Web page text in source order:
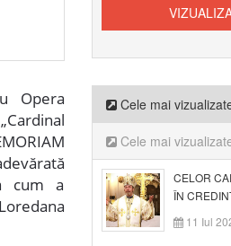
Opera
cum a
Cele mai
Cele mai
CELOR
ÎN
Claudiu la
după
11 Iul